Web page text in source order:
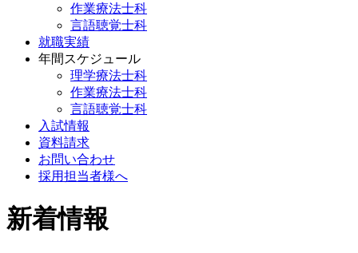
作業療法士科
言語聴覚士科
就職実績
年間スケジュール
理学療法士科
作業療法士科
言語聴覚士科
入試情報
資料請求
お問い合わせ
採用担当者様へ
新着情報